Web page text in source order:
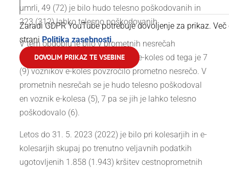
Zaradi GDPR YouTube potrebuje dovoljenje za prikaz.
strani Politika zasebnosti.
DOVOLIM PRIKAZ TE VSEBINE
umrli, 49 (72) je bilo hudo telesno poškodovanih in
223 (312) lahko telesno poškodovanih.
V tem obdobju je bilo v prometnih nesrečah
udeleženih tudi 10 (15) voznikov e-koles od tega je 7
(9) voznikov e-koles povzročilo prometno nesrečo. V
prometnih nesrečah se je hudo telesno poškodoval
en voznik e-kolesa (5), 7 pa se jih je lahko telesno
poškodovalo (6).
Letos do 31. 5. 2023 (2022) je bilo pri kolesarjih in e-
kolesarjih skupaj po trenutno veljavnih podatkih
ugotovljenih 1.858 (1.943) kršitev cestnoprometnih